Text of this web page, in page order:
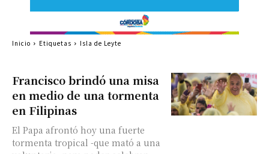
Francisco brindó una misa
en medio de una tormenta
en Filipinas
El Papa afrontó hoy una fuerte
tormenta tropical -que mató a una
Inicio Etiquetas Isla de Leyte